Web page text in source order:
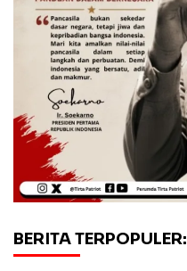
BERITA TERPOPULER: